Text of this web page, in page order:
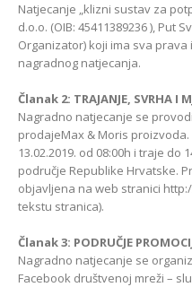
Natjecanje „klizni sustav za
d.o.o. (OIB: 45411389236 ), Put
Organizator) koji ima sva
nagradnog natjecanja.
Članak 2: TRAJANJE, SVRHA I
Nagradno natjecanje se
prodajeMax & Moris
13.02.2019. od 08:00h i traje do
područje Republike Hrvatske.
objavljena na web stranici
tekstu stranica).
Članak 3: PODRUČJE
Nagradno natjecanje se
Facebook društvenoj mreži –
Blum AMPEROS AC: Kako
sakriti utičnice u
namještaju i riješiti se
kablova jednom
EGGER Dekorativna
kolekcija 26+
13/07/2026
Inspiracija bez granica:
Pogledajte kako Lamello
spaja i najzahtjevnije
kutove
05/2026